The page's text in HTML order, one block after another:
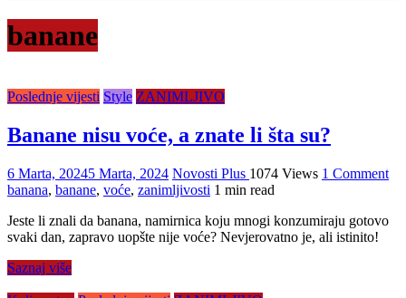
banane
Poslednje vijesti Style ZANIMLJIVO
Banane nisu voće, a znate li šta su?
6 Marta, 20245 Marta, 2024 Novosti Plus 1074 Views 1 Comment
banana, banane, voće, zanimljivosti 1 min read
​Jeste li znali da banana, namirnica koju mnogi konzumiraju gotovo
svaki dan, zapravo uopšte nije voće? Nevjerovatno je, ali istinito!
Saznaj više